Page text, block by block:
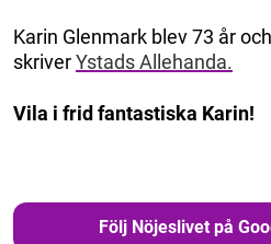
Karin Glenmark blev 73 år
skriverYstads Allehanda.
Vila i frid fantastiska Karin!
Följ Nöjeslivet på